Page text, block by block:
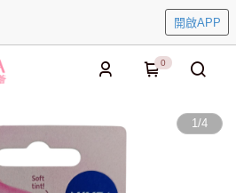
開啟APP
0
1/4